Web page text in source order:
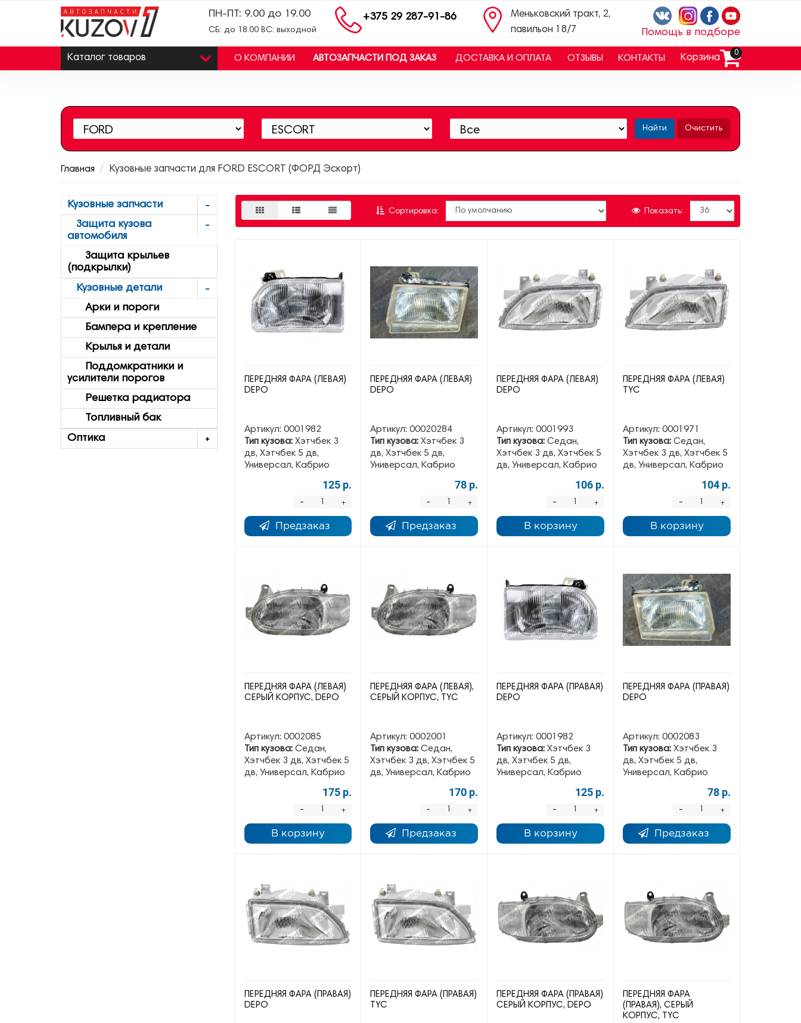
Помощь в подборе
Меньковский тракт, 2,
павильон 18/7
+375 29 287-91-86
ПН-ПТ: 9.00 до 19.00
СБ: до 18.00 ВС: выходной
Каталог товаров О КОМПАНИИ АВТОЗАПЧАСТИ ПОД ЗАКАЗ ДОСТАВКА И ОПЛАТА ОТЗЫВЫ КОНТАКТЫ Корзина 0
Найти Очистить
Главная Кузовные запчасти для FORD ESCORT (ФОРД Эскорт)
Кузовные запчасти
Защита кузова
автомобиля
Защита крыльев
(подкрылки)
Кузовные детали
Арки и пороги
Бампера и крепление
Крылья и детали
Поддомкратники и
усилители порогов
Решетка радиатора
Топливный бак
Оптика
Сортировка: Показать:
ПЕРЕДНЯЯ ФАРА (ЛЕВАЯ)
DEPO
Артикул: 0001982
Тип кузова:Хэтчбек 3
дв, Хэтчбек 5 дв,
Универсал, Кабрио
125 р.
+
-
Предзаказ
ПЕРЕДНЯЯ ФАРА (ЛЕВАЯ)
DEPO
Артикул: 00020284
Тип кузова: Хэтчбек 3
дв, Хэтчбек 5 дв,
Универсал, Кабрио
78 р.
+
-
Предзаказ
ПЕРЕДНЯЯ ФАРА (ЛЕВАЯ)
DEPO
Артикул: 0001993
Тип кузова: Седан,
Хэтчбек 3 дв, Хэтчбек 5
дв, Универсал, Кабрио
106 р.
+
-
В корзину
ПЕРЕДНЯЯ ФАРА (ЛЕВАЯ)
TYC
Артикул: 0001971
Тип кузова: Седан,
Хэтчбек 3 дв, Хэтчбек 5
дв, Универсал, Кабрио
104 р.
+
-
В корзину
ПЕРЕДНЯЯ ФАРА (ЛЕВАЯ)
СЕРЫЙ КОРПУС, DEPO
Артикул: 0002085
Тип кузова:Седан,
Хэтчбек 3 дв, Хэтчбек 5
дв, Универсал, Кабрио
175 р.
+
-
В корзину
ПЕРЕДНЯЯ ФАРА (ЛЕВАЯ),
СЕРЫЙ КОРПУС, TYC
Артикул: 0002001
Тип кузова: Седан,
Хэтчбек 3 дв, Хэтчбек 5
дв, Универсал, Кабрио
170 р.
+
-
Предзаказ
ПЕРЕДНЯЯ ФАРА (ПРАВАЯ)
DEPO
Артикул: 0001982
Тип кузова: Хэтчбек 3
дв, Хэтчбек 5 дв,
Универсал, Кабрио
125 р.
+
-
В корзину
ПЕРЕДНЯЯ ФАРА (ПРАВАЯ)
DEPO
Артикул: 0002083
Тип кузова: Хэтчбек 3
дв, Хэтчбек 5 дв,
Универсал, Кабрио
78 р.
+
-
Предзаказ
ПЕРЕДНЯЯ ФАРА (ПРАВАЯ)
DEPO
ПЕРЕДНЯЯ ФАРА (ПРАВАЯ)
TYC
ПЕРЕДНЯЯ ФАРА (ПРАВАЯ)
СЕРЫЙ КОРПУС, DEPO
ПЕРЕДНЯЯ ФАРА
(ПРАВАЯ), СЕРЫЙ
КОРПУС, TYC